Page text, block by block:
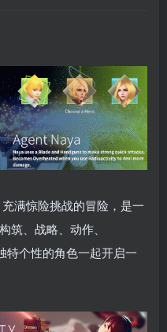
满惊险挑战的冒险，是一
筑、战略、动作、
特个性的角色一起开启一